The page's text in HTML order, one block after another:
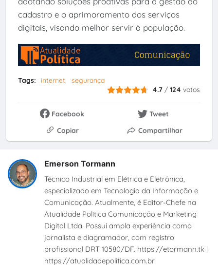
cadastro e o aprimoramento dos serviços
digitais, visando melhor servir à população.
Tags: internet
segurança
4.7 /124 votos
Facebook
Tweet
Copiar
Compartilhar
Emerson Tormann
Técnico Industrial em Elétrica e Eletrônica,
especializado em Tecnologia da Informação e
Comunicação. Atualmente, é Editor-Chefe na
Atualidade Política Comunicação e Marketing
Digital Ltda. Possui ampla experiência como
jornalista e diagramador, com registro
profissional DRT 10580/DF. https://etormann.tk |
https://atualidadepolitica.com.br